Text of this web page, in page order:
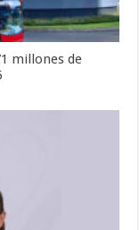
millones de